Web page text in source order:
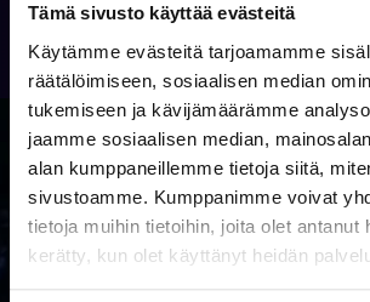
Tämä sivusto käyttää evästeitä
Käytämme evästeitä tarjoamamme
räätälöimiseen, sosiaalisen median
tukemiseen ja kävijämäärämme
jaamme sosiaalisen median,
alan kumppaneillemme tietoja siitä,
sivustoamme. Kumppanimme voivat
tietoja muihin tietoihin, joita olet antanut
kerätty, kun olet käyttänyt heidän